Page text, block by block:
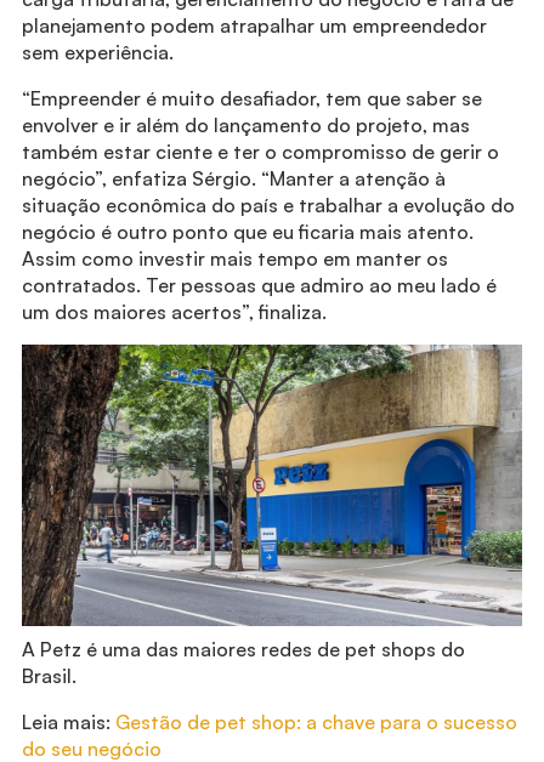
planejamento podem atrapalhar um empreendedor
sem experiência.
“Empreender é muito desafiador, tem que saber se
envolver e ir além do lançamento do projeto, mas
também estar ciente e ter o compromisso de gerir o
negócio”, enfatiza Sérgio. “Manter a atenção à
situação econômica do país e trabalhar a evolução do
negócio é outro ponto que eu ficaria mais atento.
Assim como investir mais tempo em manter os
contratados. Ter pessoas que admiro ao meu lado é
um dos maiores acertos”, finaliza.
A Petz é uma das maiores redes de pet shops do
Brasil.
Leia mais: Gestão de pet shop: a chave para o sucesso
do seu negócio